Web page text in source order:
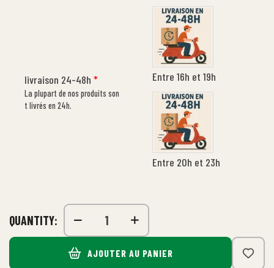
livraison 24-48h*
La plupart de nos produits son
t livrés en 24h.
Entre 16h et 19h
Entre 20h et 23h
QUANTITY:
AJOUTER AU PANIER